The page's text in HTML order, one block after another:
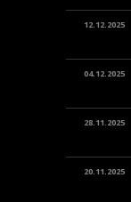
12.12.2025
04.12.2025
28.11.2025
20.11.2025